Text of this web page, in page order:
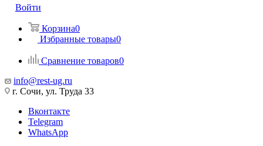
Войти
Корзина0
Избранные товары0
Сравнение товаров0
info@rest-ug.ru
г. Сочи, ул. Труда 33
Вконтакте
Telegram
WhatsApp